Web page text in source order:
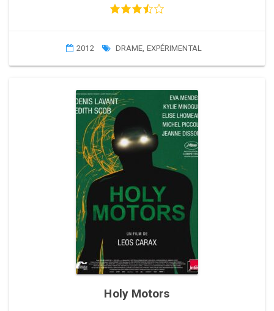
2012 DRAME, EXPÉRIMENTAL
Holy Motors